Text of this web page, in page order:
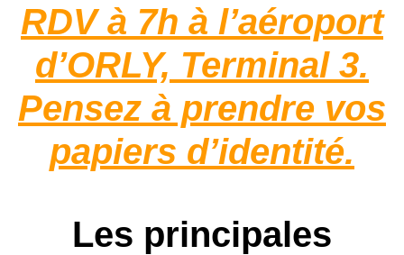
RDV à 7h à l’aéroport
d’ORLY, Terminal 3.
Pensez à prendre vos
papiers d’identité.
Les principales